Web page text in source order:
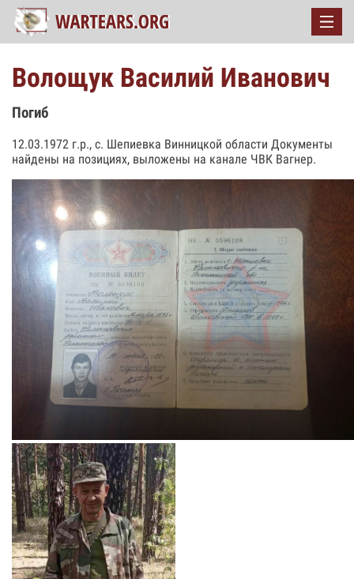
Волощук Василий Иванович
Погиб
12.03.1972 г.р., с. Шепиевка Винницкой области Документы
найдены на позициях, выложены на канале ЧВК Вагнер.